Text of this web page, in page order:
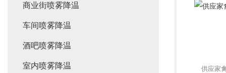
供应家
商业街喷雾降温
车间喷雾降温
酒吧喷雾降温
室内喷雾降温